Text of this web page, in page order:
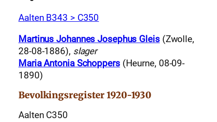
Aalten B343 > C350
Martinus Johannes Josephus Gleis (Zwolle,
28-08-1886), slager
Maria Antonia Schoppers (Heurne, 08-09-
1890)
Bevolkingsregister 1920-1930
Aalten C350